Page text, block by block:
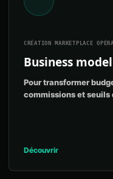
CRÉATION MARKETPLACE
Business
Pour transformer
commissions et seuils
Découvrir